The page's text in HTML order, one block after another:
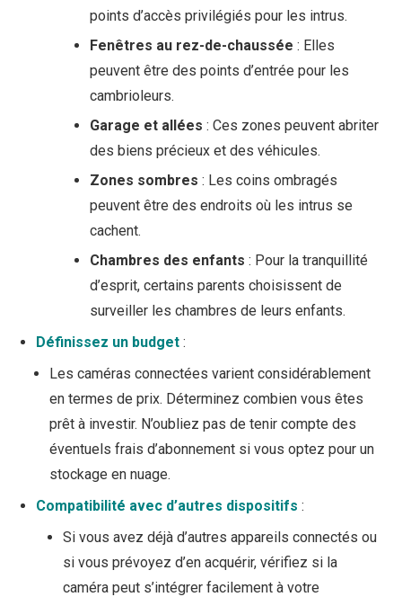
points d’accès privilégiés pour les intrus.
Fenêtres au rez-de-chaussée : Elles
peuvent être des points d’entrée pour les
cambrioleurs.
Garage et allées : Ces zones peuvent abriter
des biens précieux et des véhicules.
Zones sombres : Les coins ombragés
peuvent être des endroits où les intrus se
cachent.
Chambres des enfants : Pour la tranquillité
d’esprit, certains parents choisissent de
surveiller les chambres de leurs enfants.
Définissez un budget :
Les caméras connectées varient considérablement
en termes de prix. Déterminez combien vous êtes
prêt à investir. N’oubliez pas de tenir compte des
éventuels frais d’abonnement si vous optez pour un
stockage en nuage.
Compatibilité avec d’autres dispositifs :
Si vous avez déjà d’autres appareils connectés ou
si vous prévoyez d’en acquérir, vérifiez si la
caméra peut s’intégrer facilement à votre